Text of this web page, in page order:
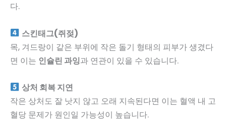
다.
스킨태그(쥐젖)
목, 겨드랑이 같은 부위에 작은 돌기 형태의 피부가 생겼다
면 이는 인슐린 과잉과 연관이 있을 수 있습니다.
상처 회복 지연
작은 상처도 잘 낫지 않고 오래 지속된다면 이는 혈액 내 고
혈당 문제가 원인일 가능성이 높습니다.